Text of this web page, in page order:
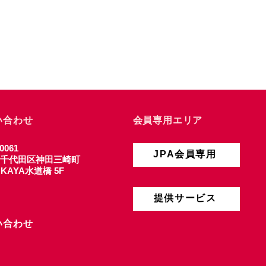
合わせ
代田区神田三崎町
水道橋 5F
合わせ
会員専用エリア
JPA会員専用
提供サービス